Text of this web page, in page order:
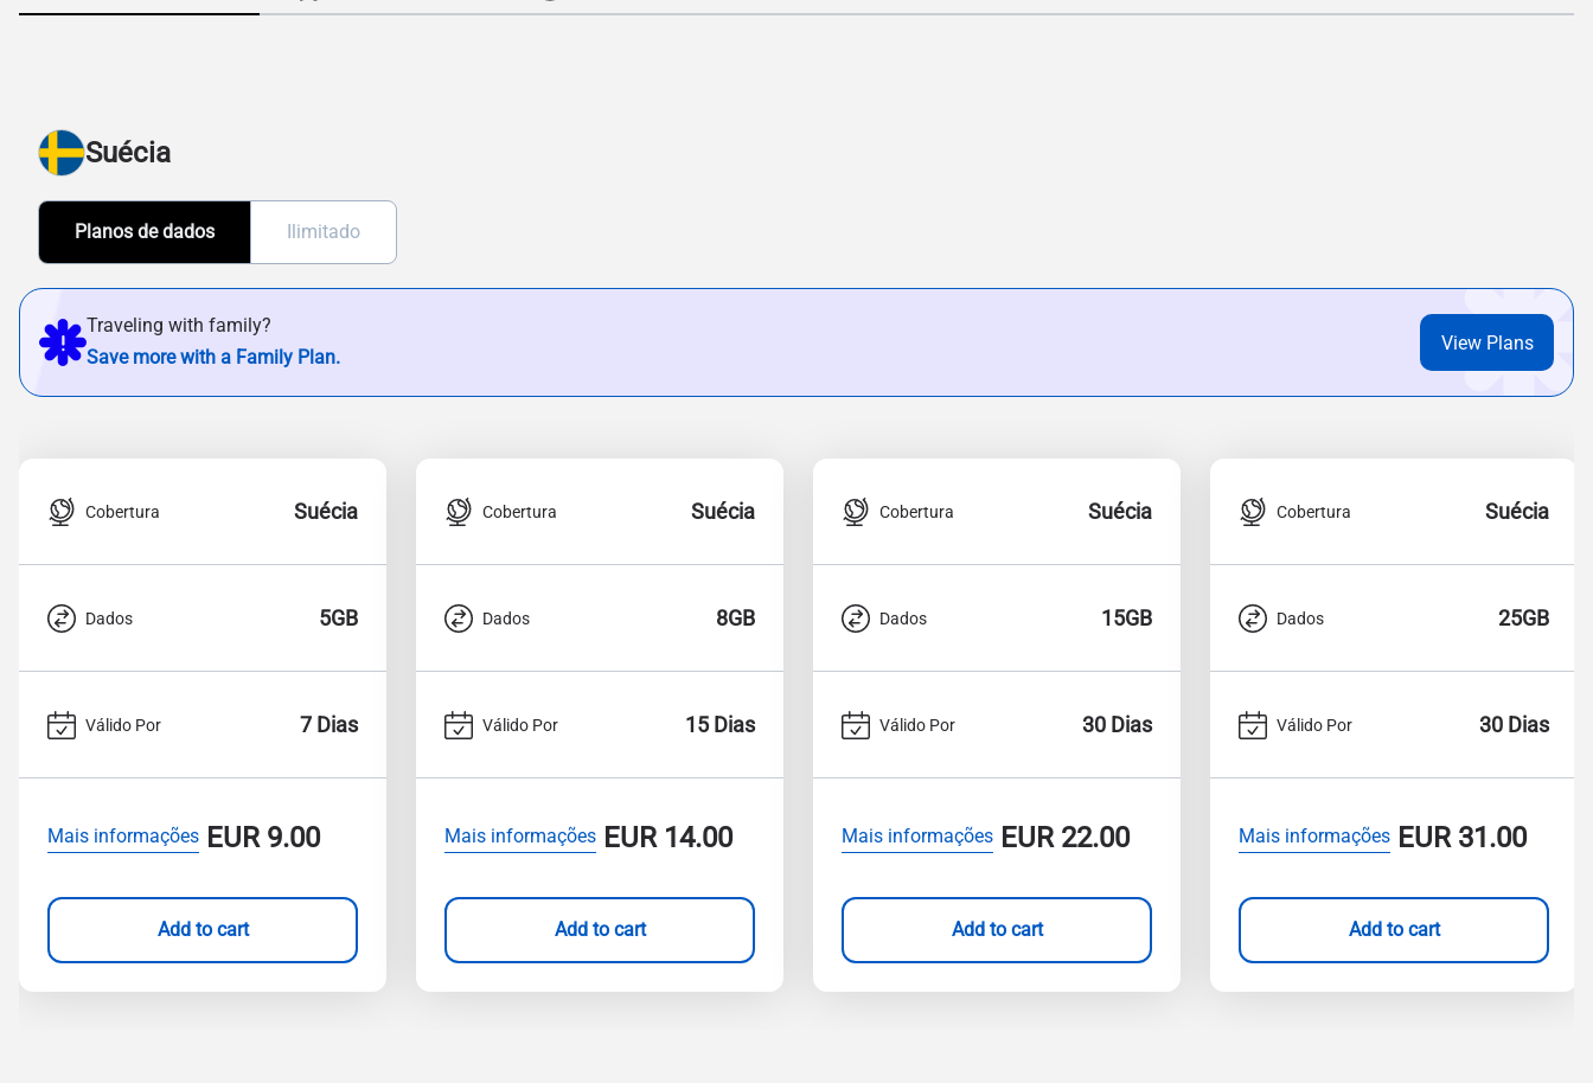
Suécia
Planos de dados Ilimitado
Traveling with family?
Save more with a Family Plan.
View Plans
Cobertura Suécia
Dados 5GB
Válido Por 7 Dias
Mais informações EUR9.00
Add to cart
Cobertura Suécia
Dados 8GB
Válido Por 15 Dias
Mais informações EUR14.00
Add to cart
Cobertura Suécia
Dados 15GB
Válido Por 30 Dias
Mais informações EUR22.00
Add to cart
Cobertura Suécia
Dados 25GB
Válido Por 30 Dias
Mais informações EUR31.00
Add to cart